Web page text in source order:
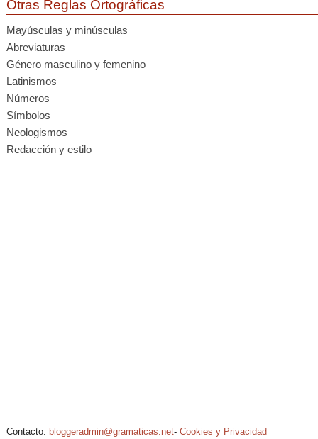
Otras Reglas Ortográficas
Mayúsculas y minúsculas
Abreviaturas
Género masculino y femenino
Latinismos
Números
Símbolos
Neologismos
Redacción y estilo
Contacto: bloggeradmin@gramaticas.net- Cookies y Privacidad